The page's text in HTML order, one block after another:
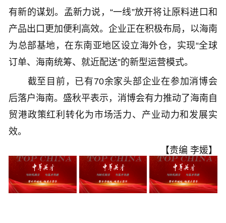
有新的谋划。孟新力说，“一线”放开将让原料进口和
产品出口更加便利高效。企业正在积极布局，以海南
为总部基地，在东南亚地区设立海外仓，实现“全球
订单、海南统筹、就近配送”的新型运营模式。
截至目前，已有70余家头部企业在参加消博会
后落户海南。盛秋平表示，消博会有力推动了海南自
贸港政策红利转化为市场活力、产业动力和发展实
效。
【责编 李媛】